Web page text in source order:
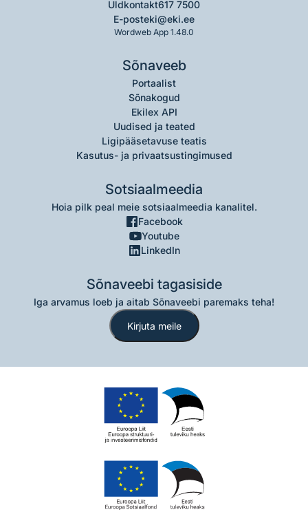
Üldkontakt617 7500
E-posteki@eki.ee
Wordweb App 1.48.0
Sõnaveeb
Portaalist
Sõnakogud
Ekilex API
Uudised ja teated
Ligipääsetavuse teatis
Kasutus- ja privaatsustingimused
Sotsiaalmeedia
Hoia pilk peal meie sotsiaalmeedia kanalitel.
Facebook
Youtube
LinkedIn
Sõnaveebi tagasiside
Iga arvamus loeb ja aitab Sõnaveebi paremaks teha!
Kirjuta meile